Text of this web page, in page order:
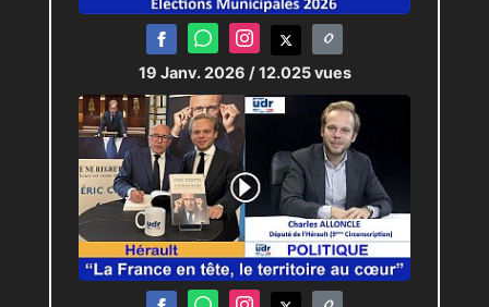
19 Janv. 2026 / 12.025 vues